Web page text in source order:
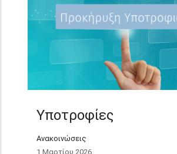
Υποτροφίες
Ανακοινώσεις
1 Μαρτίου 2026